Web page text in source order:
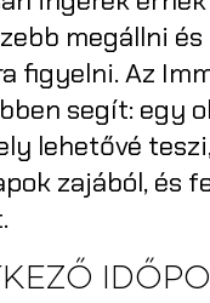
megállni és
figyelni. Az
segít: egy
lehetővé
zajából, és